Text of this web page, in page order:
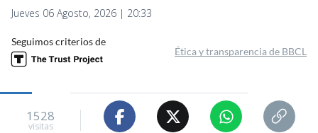
Jueves 06 Agosto, 2026 | 20:33
Seguimos criterios de
Ética y transparencia de BBCL
1528
visitas